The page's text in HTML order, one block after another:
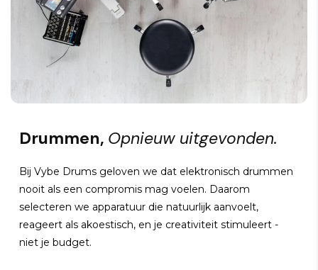
Drummen, Opnieuw uitgevonden.
Bij Vybe Drums geloven we dat elektronisch drummen
nooit als een compromis mag voelen. Daarom
selecteren we apparatuur die natuurlijk aanvoelt,
reageert als akoestisch, en je creativiteit stimuleert -
niet je budget.